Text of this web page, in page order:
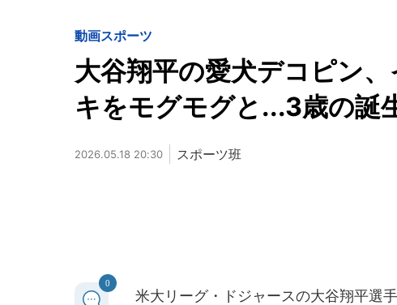
動画スポーツ
大谷翔平の愛犬デコピン
キをモグモグと...3歳の誕
2026.05.18 20:30 スポーツ班
0
米大リーグ・ドジャースの大谷翔平選